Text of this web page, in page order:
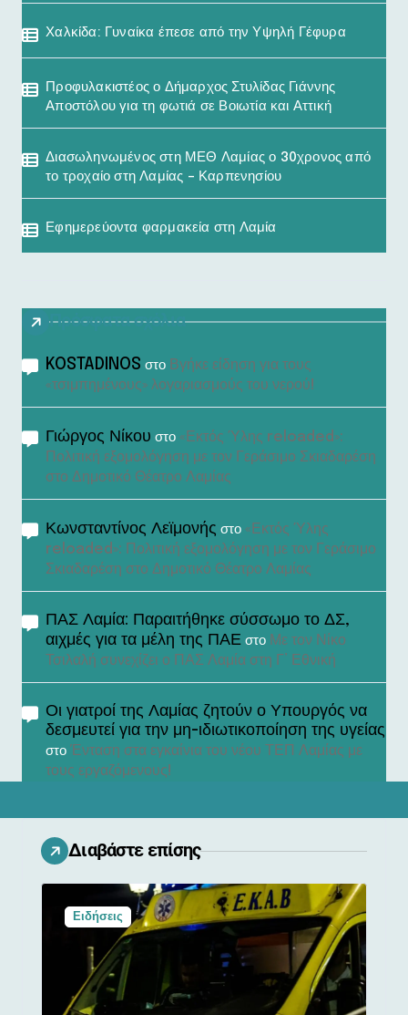
Χαλκίδα: Γυναίκα έπεσε από την Υψηλή Γέφυρα
Προφυλακιστέος ο Δήμαρχος Στυλίδας Γιάννης
Αποστόλου για τη φωτιά σε Βοιωτία και Αττική
Διασωληνωμένος στη ΜΕΘ Λαμίας ο 30χρονος από
το τροχαίο στη Λαμίας – Καρπενησίου
Εφημερεύοντα φαρμακεία στη Λαμία
Πρόσφατα σχόλια
KOSTADINOS στο Βγήκε είδηση για τους
«τσιμπημένους» λογαριασμούς του νερού!
Γιώργος Νίκου στο «Εκτός Ύλης reloaded»:
Πολιτική εξομολόγηση με τον Γεράσιμο Σκιαδαρέση
στο Δημοτικό Θέατρο Λαμίας
Κωνσταντίνος Λεϊμονής στο «Εκτός Ύλης
reloaded»: Πολιτική εξομολόγηση με τον Γεράσιμο
Σκιαδαρέση στο Δημοτικό Θέατρο Λαμίας
ΠΑΣ Λαμία: Παραιτήθηκε σύσσωμο το ΔΣ,
αιχμές για τα μέλη της ΠΑΕ στο Με τον Νίκο
Τσιλαλή συνεχίζει ο ΠΑΣ Λαμία στη Γ’ Εθνική
Οι γιατροί της Λαμίας ζητούν ο Υπουργός να
δεσμευτεί για την μη-ιδιωτικοποίηση της υγείας
στο Ένταση στα εγκαίνια του νέου ΤΕΠ Λαμίας με
τους εργαζόμενους!
Διαβάστε επίσης
Ειδήσεις